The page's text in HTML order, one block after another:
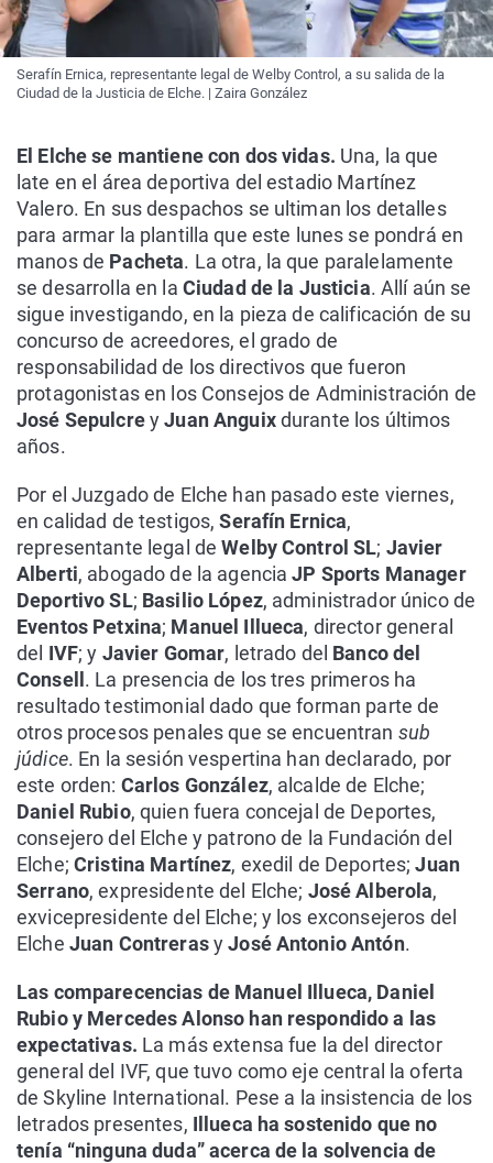
Serafín Ernica, representante legal de Welby Control, a su salida de la
Ciudad de la Justicia de Elche. | Zaira González
El Elche se mantiene con dos vidas. Una, la que
late en el área deportiva del estadio Martínez
Valero. En sus despachos se ultiman los detalles
para armar la plantilla que este lunes se pondrá en
manos de Pacheta. La otra, la que paralelamente
se desarrolla en la Ciudad de la Justicia. Allí aún se
sigue investigando, en la pieza de calificación de su
concurso de acreedores, el grado de
responsabilidad de los directivos que fueron
protagonistas en los Consejos de Administración de
José SepulcreyJuan Anguixdurante los últimos
años.
Por el Juzgado de Elche han pasado este viernes,
en calidad de testigos,Serafín Ernica,
representante legal deWelby Control SL; Javier
Alberti, abogado de la agenciaJP Sports Manager
Deportivo SL; Basilio López, administrador único de
Eventos Petxina; Manuel Illueca, director general
del IVF; y Javier Gomar, letrado del Banco del
Consell . La presencia de los tres primeros ha
resultado testimonial dado que forman parte de
otros procesos penales que se encuentran sub
júdice. En la sesión vespertina han declarado, por
este orden: Carlos González, alcalde de Elche;
Daniel Rubio, quien fuera concejal de Deportes,
consejero del Elche y patrono de la Fundación del
Elche; Cristina Martínez, exedil de Deportes;Juan
Serrano, expresidente del Elche; José Alberola,
exvicepresidente del Elche; y los exconsejeros del
Elche Juan ContrerasyJosé Antonio Antón.
Las comparecencias de Manuel Illueca, Daniel
Rubio y Mercedes Alonso han respondido a las
expectativas. La más extensa fue la del director
general del IVF, que tuvo como eje central la oferta
de Skyline International. Pese a la insistencia de los
letrados presentes, Illueca ha sostenido que no
tenía “ninguna duda” acerca de la solvencia de